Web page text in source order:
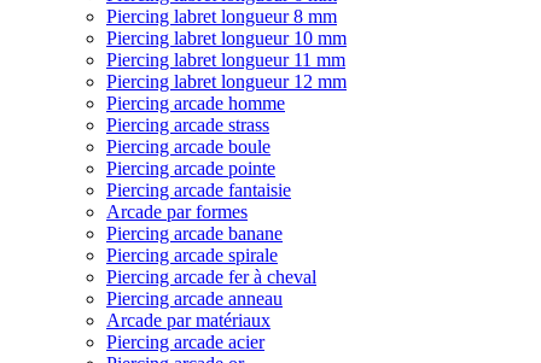
Piercing labret longueur 8 mm
Piercing labret longueur 10 mm
Piercing labret longueur 11 mm
Piercing labret longueur 12 mm
Piercing arcade homme
Piercing arcade strass
Piercing arcade boule
Piercing arcade pointe
Piercing arcade fantaisie
Arcade par formes
Piercing arcade banane
Piercing arcade spirale
Piercing arcade fer à cheval
Piercing arcade anneau
Arcade par matériaux
Piercing arcade acier